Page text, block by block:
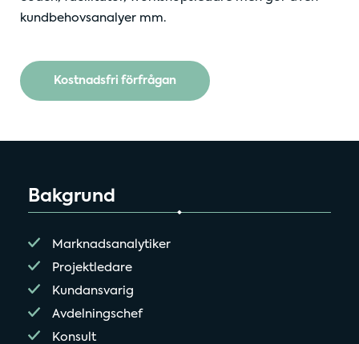
Bakgrund
Marknadsanalytiker
Projektledare
Kundansvarig
Avdelningschef
Konsult
kundbehovsanalyer mm.
Kostnadsfri förfrågan